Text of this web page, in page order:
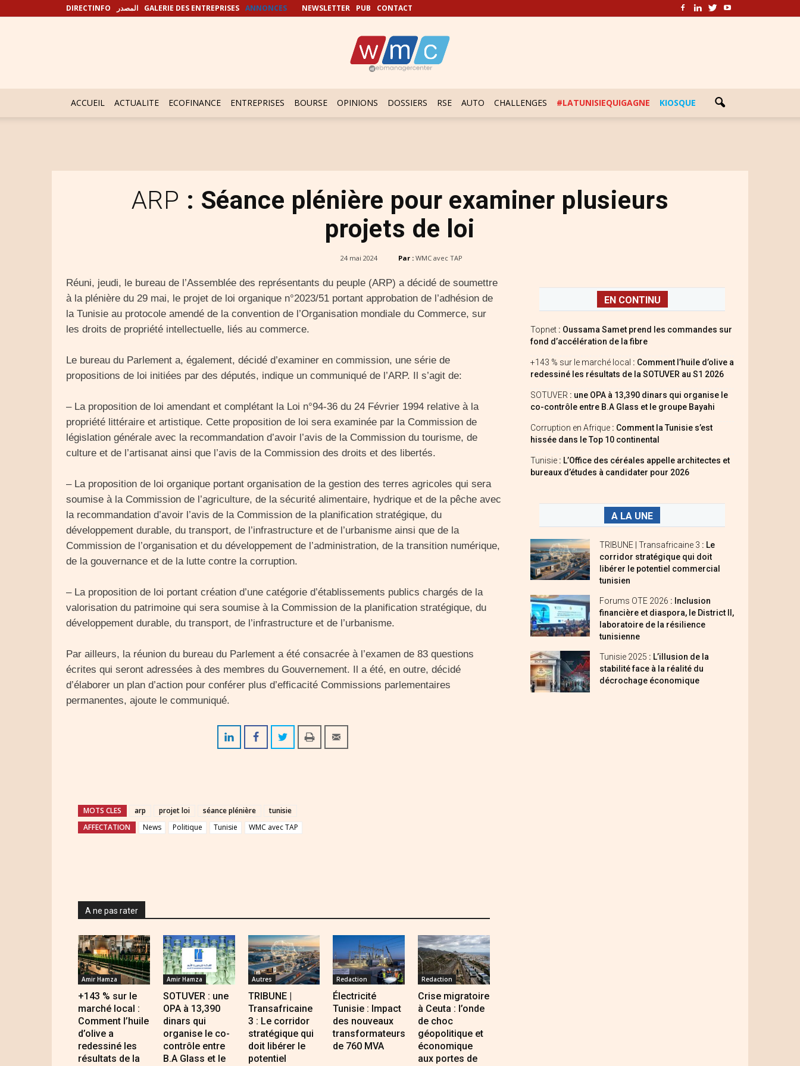
DIRECTINFO المصدر GALERIE DES ENTREPRISES ANNONCES NEWSLETTER PUB CONTACT
ACCUEIL ACTUALITE ECOFINANCE ENTREPRISES BOURSE OPINIONS DOSSIERS RSE AUTO CHALLENGES #LATUNISIEQUIGAGNE KIOSQUE
ARP : Séance plénière pour examiner plusieurs
projets de loi
24 mai 2024 Par : WMC avec TAP
Réuni, jeudi, le bureau de l’Assemblée des représentants du peuple (ARP) a décidé de soumettre
à la plénière du 29 mai, le projet de loi organique n°2023/51 portant approbation de l’adhésion de
la Tunisie au protocole amendé de la convention de l’Organisation mondiale du Commerce, sur
les droits de propriété intellectuelle, liés au commerce.
Le bureau du Parlement a, également, décidé d’examiner en commission, une série de
propositions de loi initiées par des députés, indique un communiqué de l’ARP. Il s’agit de:
– La proposition de loi amendant et complétant la Loi n°94-36 du 24 Février 1994 relative à la
propriété littéraire et artistique. Cette proposition de loi sera examinée par la Commission de
législation générale avec la recommandation d’avoir l’avis de la Commission du tourisme, de
culture et de l’artisanat ainsi que l’avis de la Commission des droits et des libertés.
– La proposition de loi organique portant organisation de la gestion des terres agricoles qui sera
soumise à la Commission de l’agriculture, de la sécurité alimentaire, hydrique et de la pêche avec
la recommandation d’avoir l’avis de la Commission de la planification stratégique, du
développement durable, du transport, de l’infrastructure et de l’urbanisme ainsi que de la
Commission de l’organisation et du développement de l’administration, de la transition numérique,
de la gouvernance et de la lutte contre la corruption.
– La proposition de loi portant création d’une catégorie d’établissements publics chargés de la
valorisation du patrimoine qui sera soumise à la Commission de la planification stratégique, du
développement durable, du transport, de l’infrastructure et de l’urbanisme.
Par ailleurs, la réunion du bureau du Parlement a été consacrée à l’examen de 83 questions
écrites qui seront adressées à des membres du Gouvernement. Il a été, en outre, décidé
d’élaborer un plan d’action pour conférer plus d’efficacité Commissions parlementaires
permanentes, ajoute le communiqué.
MOTS CLES arp projet loi séance plénière
tunisie
AFFECTATION
News Politique Tunisie WMC avec TAP
A ne pas rater
Amir Hamza
+143 % sur le
marché local :
Comment l’huile
d’olive a
redessiné les
résultats de la
Amir Hamza
SOTUVER : une
OPA à 13,390
dinars qui
organise le co-
contrôle entre
B.A Glass et le
Autres
TRIBUNE |
Transafricaine
3 : Le corridor
stratégique qui
doit libérer le
potentiel
Redaction
Électricité
Tunisie : Impact
des nouveaux
transformateurs
de 760 MVA
Redaction
Crise migratoire
à Ceuta : l’onde
de choc
géopolitique et
économique
aux portes de
EN CONTINU
Topnet : Oussama Samet prend les commandes sur
fond d’accélération de la fibre
+143 % sur le marché local : Comment l’huile d’olive a
redessiné les résultats de la SOTUVER au S1 2026
SOTUVER : une OPA à 13,390 dinars qui organise le
co-contrôle entre B.A Glass et le groupe Bayahi
Corruption en Afrique : Comment la Tunisie s’est
hissée dans le Top 10 continental
Tunisie : L’Office des céréales appelle architectes et
bureaux d’études à candidater pour 2026
A LA UNE
TRIBUNE | Transafricaine 3 : Le
corridor stratégique qui doit
libérer le potentiel commercial
tunisien
Forums OTE 2026 : Inclusion
financière et diaspora, le District II,
laboratoire de la résilience
tunisienne
Tunisie 2025 : L’illusion de la
stabilité face à la réalité du
décrochage économique